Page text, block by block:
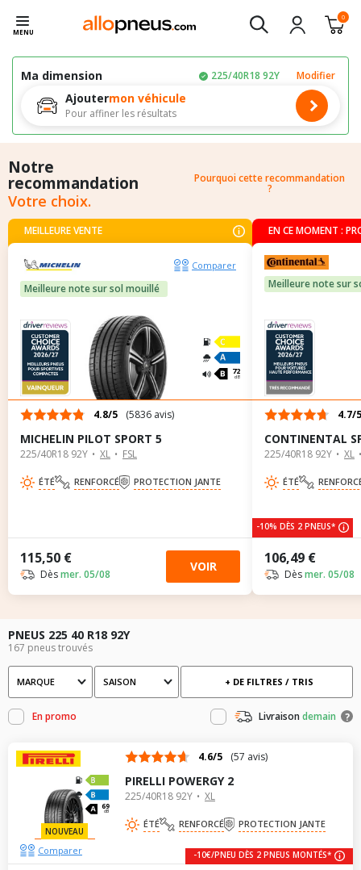
MENU
0
Ma dimension 225/40R18 92Y Modifier
Ajoutermon véhicule
Pour affiner les résultats
Notre
recommandation
Votre choix.
Pourquoi cette recommandation
?
MEILLEURE VENTE
Meilleure note sur sol mouillé
Comparer
72
dB
4.8/5 (5836 avis)
MICHELIN PILOT SPORT 5
225/40R18 92Y XL FSL
ÉTÉ RENFORCÉ PROTECTION JANTE
115,50 €
Dèsmer. 05/08 VOIR
EN CE MOMENT :
Meilleure note sur
4.7/5
CONTINENTAL
225/40R18 92Y XL
ÉTÉ
106,49 €
Dèsmer. 05/08
-10% DÈS 2 PNEUS*
C
A
PNEUS 225 40 R18 92Y
167 pneus trouvés
MARQUE SAISON + DE FILTRES / TRIS
Marque
Saison
En promo
Livraisondemain ?
NOUVEAU
69
dB
4.6/5 (57 avis)
PIRELLI POWERGY 2
225/40R18 92Y XL
ÉTÉ RENFORCÉ PROTECTION JANTE
Comparer -10€/PNEU DÈS 2 PNEUS MONTÉS*